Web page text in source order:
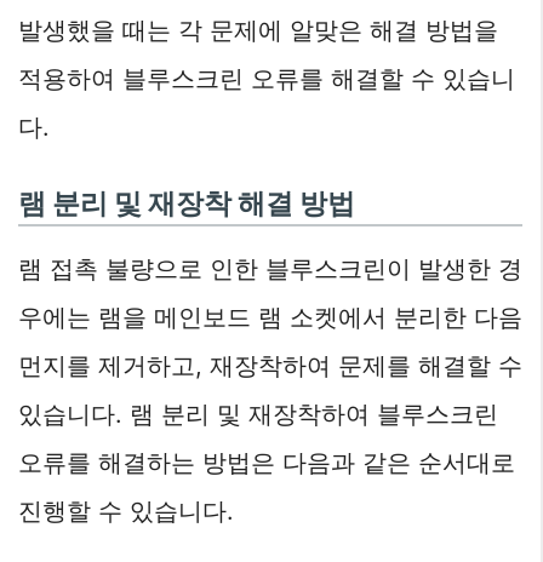
발생했을 때는 각 문제에 알맞은 해결 방법을
적용하여 블루스크린 오류를 해결할 수 있습니
다.
램 분리 및 재장착 해결 방법
램 접촉 불량으로 인한 블루스크린이 발생한 경
우에는 램을 메인보드 램 소켓에서 분리한 다음
먼지를 제거하고, 재장착하여 문제를 해결할 수
있습니다. 램 분리 및 재장착하여 블루스크린
오류를 해결하는 방법은 다음과 같은 순서대로
진행할 수 있습니다.